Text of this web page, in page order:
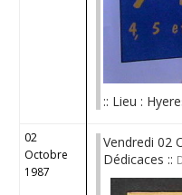
:: Lieu :
02
Octobre
1987
Vendredi 02
Dédicaces ::